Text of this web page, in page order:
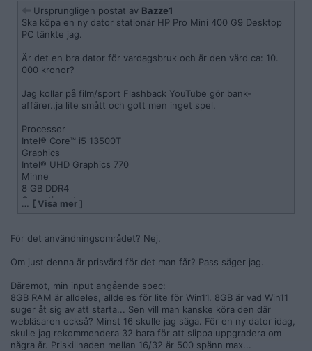
Ursprungligen postat av Bazze1
Ska köpa en ny dator stationär HP Pro Mini 400 G9 Desktop
PC tänkte jag.
Är det en bra dator för vardagsbruk och är den värd ca: 10.
000 kronor?
Jag kollar på film/sport Flashback YouTube gör bank-
affärer..ja lite smått och gott men inget spel.
Processor
Intel® Core™ i5 13500T
Graphics
Intel® UHD Graphics 770
Minne
8 GB DDR4
Operativsystem
Windows 11 Pro7
256 GB SSD
Anslutningsstandard
Intel® Wi-Fi 6E AX211
… [ Visa mer ]
För det användningsområdet? Nej.
Om just denna är prisvärd för det man får? Pass säger jag.
Däremot, min input angående spec:
8GB RAM är alldeles, alldeles för lite för Win11. 8GB är vad Win11
suger åt sig av att starta... Sen vill man kanske köra den där
webläsaren också? Minst 16 skulle jag säga. För en ny dator idag,
skulle jag rekommendera 32 bara för att slippa uppgradera om
några år. Priskillnaden mellan 16/32 är 500 spänn max...